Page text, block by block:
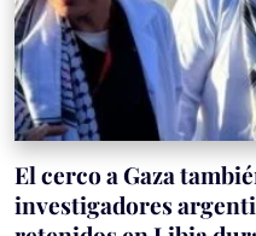
El cerco a Gaza
investigadores